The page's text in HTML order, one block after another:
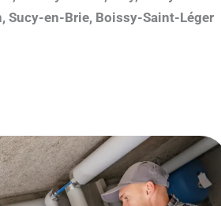
Sucy-en-Brie, Boissy-Saint-Léger